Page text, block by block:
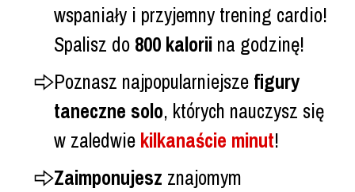
wspaniały i przyjemny trening cardio!
Spalisz do 800 kalorii na godzinę!
Poznasz najpopularniejsze figury
taneczne solo, których nauczysz się
w zaledwie kilkanaście minut!
Zaimponujesz znajomym